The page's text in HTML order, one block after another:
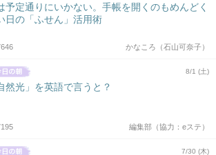
予定通りにいかない。手帳を開くのもめんどく
日の「ふせん」活用術
かなころ（石山可奈子）
8/1 (土)
然光」を英語で言うと？
編集部（協力：eステ）
7/30 (木)